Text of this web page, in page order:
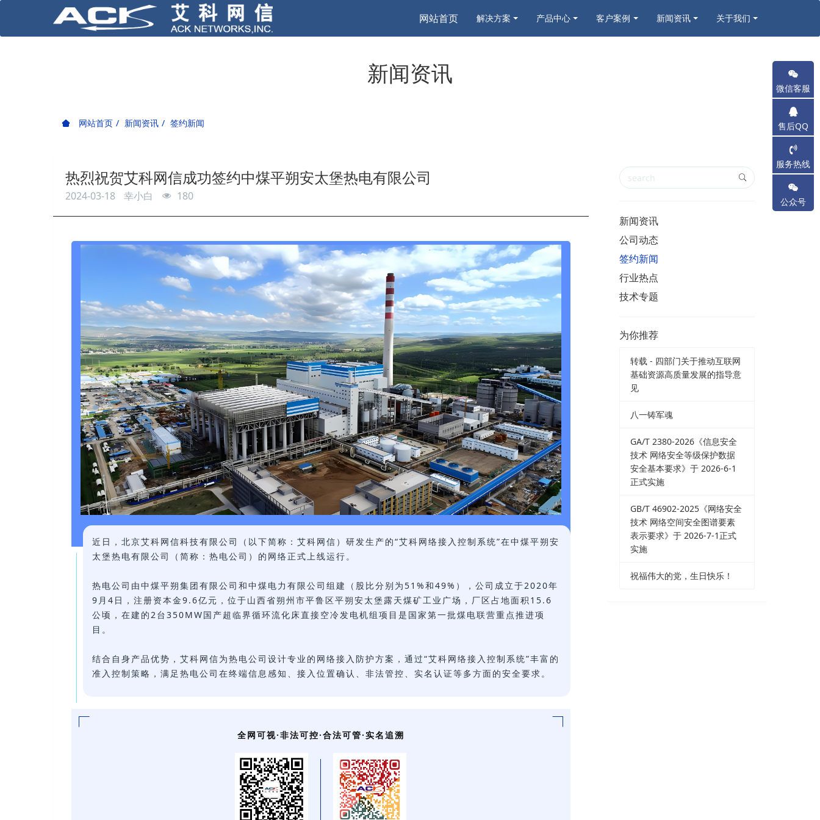
网站首页 解决方案 产品中心 客户案例 新闻资讯 关于我们
新闻资讯
网站首页 新闻资讯 签约新闻
热烈祝贺艾科网信成功签约中煤平朔安太堡热电有限公司
2024-03-18 幸小白 180
近日，北京艾科网信科技有限公司（以下简称：艾科网信）研发生产的“艾科网络接入控制系统”在中煤平朔安
太堡热电有限公司（简称：热电公司）的网络正式上线运行。
热电公司由中煤平朔集团有限公司和中煤电力有限公司组建（股比分别为51%和49%），公司成立于2020年
9月4日，注册资本金9.6亿元，位于山西省朔州市平鲁区平朔安太堡露天煤矿工业广场，厂区占地面积15.6
公顷，在建的2台350MW国产超临界循环流化床直接空冷发电机组项目是国家第一批煤电联营重点推进项
目。
结合自身产品优势，艾科网信为热电公司设计专业的网络接入防护方案，通过“艾科网络接入控制系统”丰富的
准入控制策略，满足热电公司在终端信息感知、接入位置确认、非法管控、实名认证等多方面的安全要求。
全网可视·非法可控·合法可管·实名追溯
新闻资讯
公司动态
签约新闻
行业热点
技术专题
为你推荐
转载 - 四部门关于推动互联网
基础资源高质量发展的指导意
见
八一铸军魂
GA/T 2380-2026《信息安全
技术 网络安全等级保护数据
安全基本要求》于 2026-6-1
正式实施
GB/T 46902-2025《网络安全
技术 网络空间安全图谱要素
表示要求》于 2026-7-1正式
实施
祝福伟大的党，生日快乐！
微信客服
售后QQ
服务热线
公众号